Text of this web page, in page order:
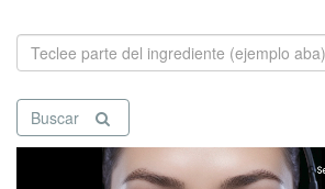
Buscar